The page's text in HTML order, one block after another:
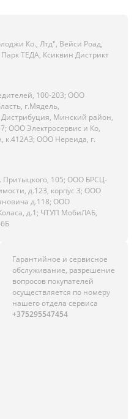
Ко., Лтд", Вейси Роад,
ТЕДА, Ксиквин Дистрикт
100-203; ООО
г.Мядель,
Минский район,
ООО Электросервис и Ко,
к.412АЗ; ООО Нереида, г.
105; ООО БРСЦ-
д.123, корпус 3; ООО
д.118; ООО
д.1; ЧТУП МобиЛАБ,
Гарантийное и сервисное
обслуживание, разрешение
вопросов покупателей
осуществляется по номеру
нашего отдела сервиса
+375295547454